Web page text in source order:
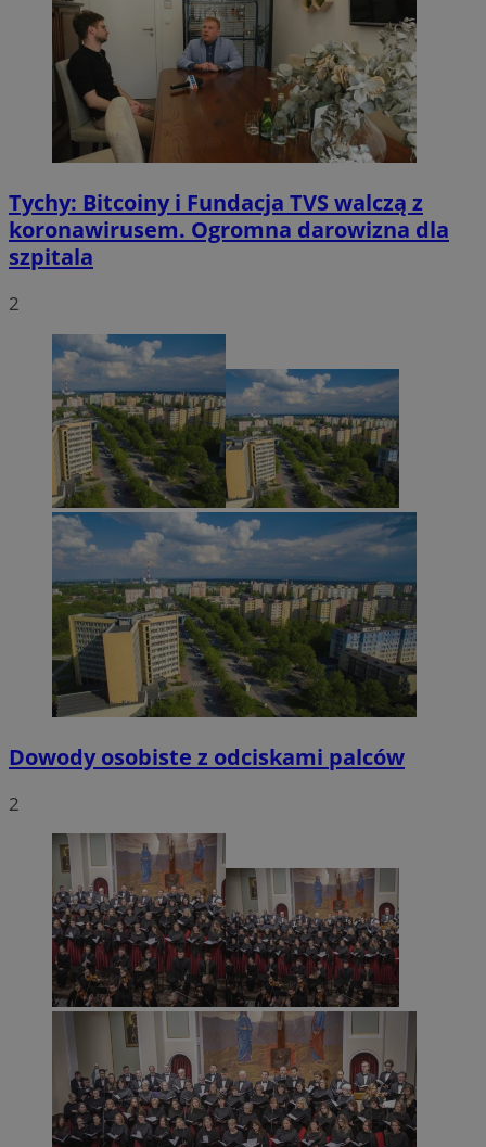
Tychy: Bitcoiny i Fundacja TVS walczą z
koronawirusem. Ogromna darowizna dla
szpitala
2
Dowody osobiste z odciskami palców
2